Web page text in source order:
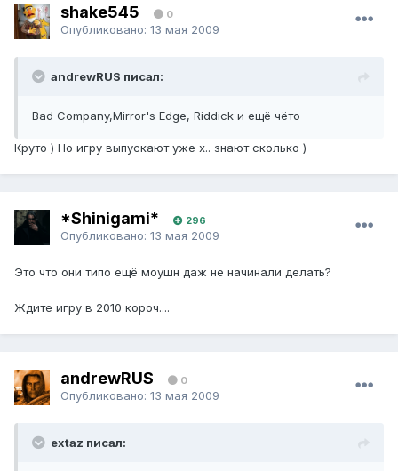
shake545 0
Опубликовано: 13 мая 2009
andrewRUS писал:
Bad Company,Mirror's Edge, Riddick и ещё чёто
Круто ) Но игру выпускают уже х.. знают сколько )
*Shinigami* 296
Опубликовано: 13 мая 2009
Это что они типо ещё моушн даж не начинали делать?
---------
Ждите игру в 2010 короч....
andrewRUS 0
Опубликовано: 13 мая 2009
extaz писал: